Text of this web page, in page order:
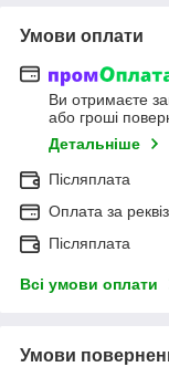
Умови оплати
Ви отримаєте
або гроші
Детальніше
Післяплата
Оплата за
Післяплата
Всі умови оплати
Умови